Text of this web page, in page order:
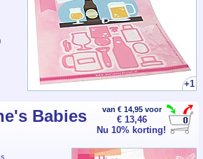
+1
van € 14,95 voor
€ 13,46
Nu 10% korting!
Babies